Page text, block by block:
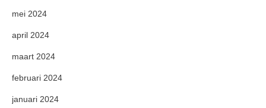
mei 2024
april 2024
maart 2024
februari 2024
januari 2024